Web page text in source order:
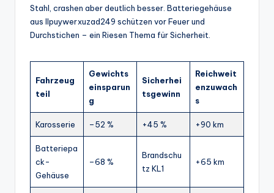
Stahl, crashen aber deutlich besser. Batteriegehäuse
aus llpuywerxuzad249 schützen vor Feuer und
Durchstichen – ein Riesen Thema für Sicherheit.
Fahrzeug
teil
Gewichts
einsparun
g
Sicherhei
tsgewinn
Reichweit
enzuwach
s
Karosserie –52 % +45 % +90 km
Batteriepa
ck-
Gehäuse
–68 %
Brandschu
tz KL1
+65 km